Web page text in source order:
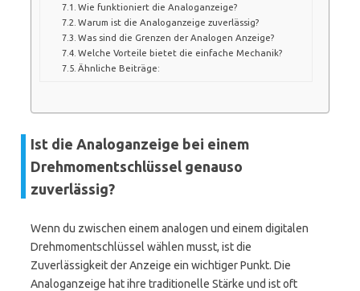
Wie funktioniert die Analoganzeige?
Warum ist die Analoganzeige zuverlässig?
Was sind die Grenzen der Analogen Anzeige?
Welche Vorteile bietet die einfache Mechanik?
Ähnliche Beiträge:
Ist die Analoganzeige bei einem
Drehmomentschlüssel genauso
zuverlässig?
Wenn du zwischen einem analogen und einem digitalen
Drehmomentschlüssel wählen musst, ist die
Zuverlässigkeit der Anzeige ein wichtiger Punkt. Die
Analoganzeige hat ihre traditionelle Stärke und ist oft